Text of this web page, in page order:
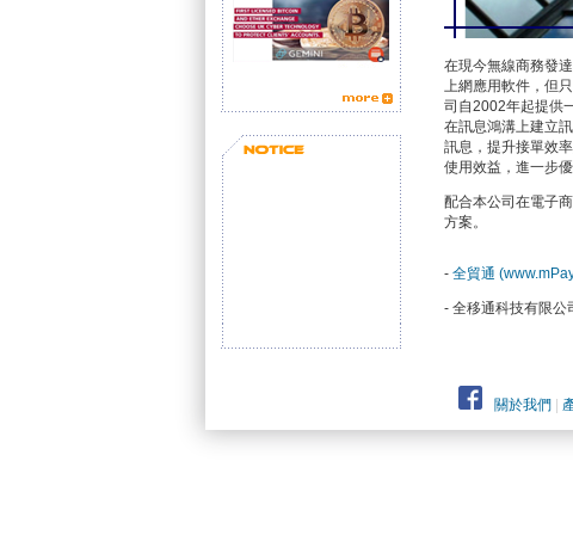
在現今無線商務發
上網應用軟件，但
司自2002年起提供
在訊息鴻溝上建立
訊息，提升接單效
使用效益，進一步優
配合本公司在電子
方案。
- 全貿通
- 全移通科技有限公
關於我們